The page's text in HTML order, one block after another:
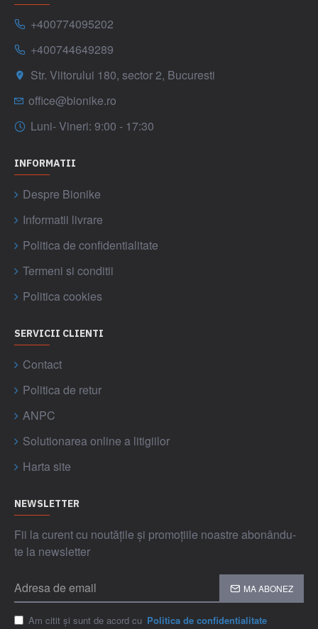
+400774095202
+400744649289
Str. Viitorului 180, sector 2, Bucuresti
office@bionike.ro
Luni- Vineri: 9:00 - 17:30
INFORMATII
Despre Bionike
Informatii livrare
Politica de confidentialitate
Termeni si conditii
Politica cookies
SERVICII CLIENTI
Contact
Politica de retur
ANPC
Solutionarea online a litigiilor
Harta site
NEWSLETTER
Fii la curent cu noutățile și promoțiile noastre abonându-
te la newsletter
MA ABONEZ
Am citit și sunt de acord cu Politica de confidentialitate